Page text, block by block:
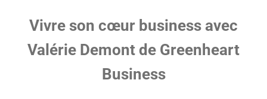
Vivre son cœur business avec
Valérie Demont de Greenheart
Business